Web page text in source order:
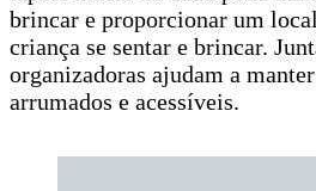
brincar e proporcionar um
criança se sentar e brincar.
organizadoras ajudam a
arrumados e acessíveis.